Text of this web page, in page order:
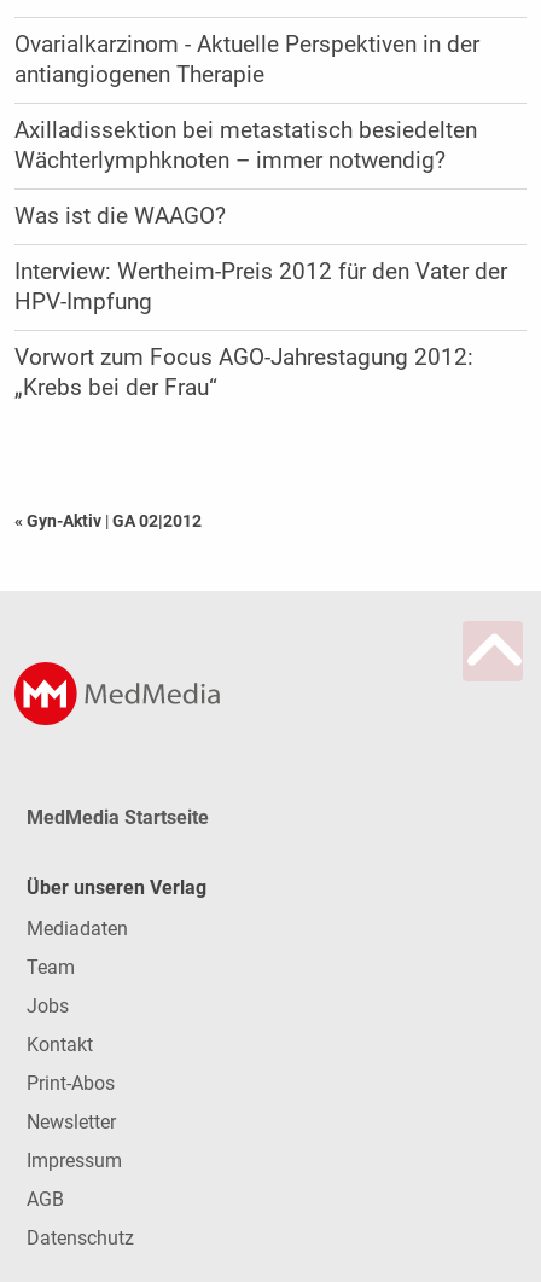
Ovarialkarzinom - Aktuelle Perspektiven in der
antiangiogenen Therapie
Axilladissektion bei metastatisch besiedelten
Wächterlymphknoten – immer notwendig?
Was ist die WAAGO?
Interview: Wertheim-Preis 2012 für den Vater der
HPV-Impfung
Vorwort zum Focus AGO-Jahrestagung 2012:
„Krebs bei der Frau“
« Gyn-Aktiv |GA 02|2012
MedMedia Startseite
Über unseren Verlag
Mediadaten
Team
Jobs
Kontakt
Print-Abos
Newsletter
Impressum
AGB
Datenschutz